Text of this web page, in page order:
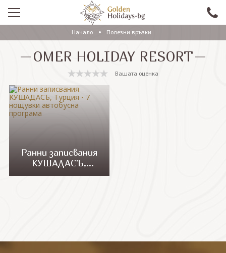
ПРОМО
EКСКУРЗИИ СЪС САМОЛЕТ
САМОЛЕТНИ ПОЧИВКИ
ЕКЗОТИКА
Начало Полезни връзки
OMER HOLIDAY RESORT
Вашата оценка
Ранни записвания
КУШАДАСЪ,
Турция - 7 нощувки